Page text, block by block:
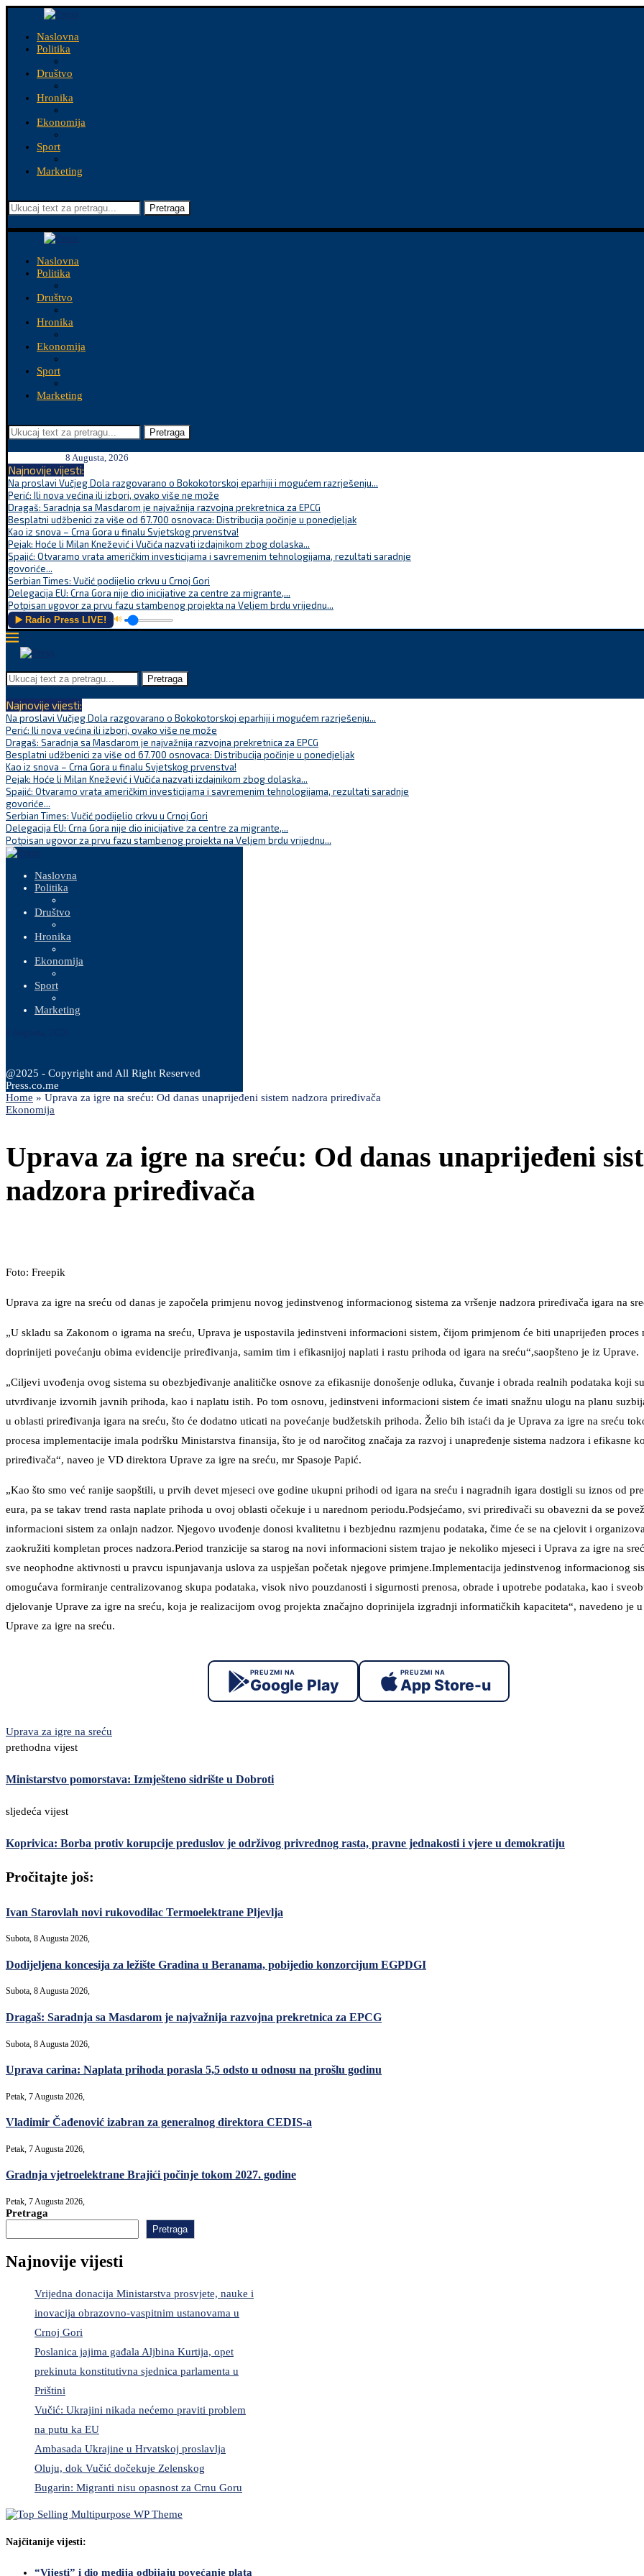
Naslovna
Politika
Društvo
Hronika
Ekonomija
Sport
Marketing
Pretraga
Naslovna
Politika
Društvo
Hronika
Ekonomija
Sport
Marketing
Pretraga
8 Augusta, 2026
Najnovije vijesti:
Na proslavi Vučjeg Dola razgovarano o Bokokotorskoj eparhiji i mogućem razrješenju...
Perić: Ili nova većina ili izbori, ovako više ne može
Dragaš: Saradnja sa Masdarom je najvažnija razvojna prekretnica za EPCG
Besplatni udžbenici za više od 67.700 osnovaca: Distribucija počinje u ponedjeljak
Kao iz snova – Crna Gora u finalu Svjetskog prvenstva!
Pejak: Hoće li Milan Knežević i Vučića nazvati izdajnikom zbog dolaska...
Spajić: Otvaramo vrata američkim investicijama i savremenim tehnologijama, rezultati saradnje
govoriće...
Serbian Times: Vučić podijelio crkvu u Crnoj Gori
Delegacija EU: Crna Gora nije dio inicijative za centre za migrante,...
Potpisan ugovor za prvu fazu stambenog projekta na Veljem brdu vrijednu...
▶️ Radio Press LIVE! 🔊
Pretraga
Najnovije vijesti:
Na proslavi Vučjeg Dola razgovarano o Bokokotorskoj eparhiji i mogućem razrješenju...
Perić: Ili nova većina ili izbori, ovako više ne može
Dragaš: Saradnja sa Masdarom je najvažnija razvojna prekretnica za EPCG
Besplatni udžbenici za više od 67.700 osnovaca: Distribucija počinje u ponedjeljak
Kao iz snova – Crna Gora u finalu Svjetskog prvenstva!
Pejak: Hoće li Milan Knežević i Vučića nazvati izdajnikom zbog dolaska...
Spajić: Otvaramo vrata američkim investicijama i savremenim tehnologijama, rezultati saradnje
govoriće...
Serbian Times: Vučić podijelio crkvu u Crnoj Gori
Delegacija EU: Crna Gora nije dio inicijative za centre za migrante,...
Potpisan ugovor za prvu fazu stambenog projekta na Veljem brdu vrijednu...
Naslovna
Politika
Društvo
Hronika
Ekonomija
Sport
Marketing
@2025 - Copyright and All Right Reserved
Press.co.me
Home » Uprava za igre na sreću: Od danas unaprijeđeni sistem nadzora priređivača
Ekonomija
Uprava za igre na sreću: Od danas unaprijeđeni
nadzora priređivača
Foto: Freepik
Uprava za igre na sreću od danas je započela primjenu novog jedinstvenog informacionog sistema za vršenje nadzora priređivača igara na
„U skladu sa Zakonom o igrama na sreću, Uprava je uspostavila jedinstveni informacioni sistem, čijom primjenom će biti unaprijeđen proces
doprinijeti povećanju obima evidencije priređivanja, samim tim i efikasnijoj naplati i rastu prihoda od igara na sreću“,saopšteno je iz Uprave.
„Ciljevi uvođenja ovog sistema su obezbjeđivanje analitičke osnove za efikasnije donošenje odluka, čuvanje i obrada realnih podataka koji
utvrđivanje izvornih javnih prihoda, kao i naplatu istih. Po tom osnovu, jedinstveni informacioni sistem će imati snažnu ulogu na planu
u oblasti priređivanja igara na sreću, što će dodatno uticati na povećanje budžetskih prihoda. Želio bih istaći da je Uprava za igre na sreću
procesa implementacije imala podršku Ministarstva finansija, što je od naročitog značaja za razvoj i unapređenje sistema nadzora i efikasne
priređivača“, naveo je VD direktora Uprave za igre na sreću, mr Spasoje Papić.
„Kao što smo već ranije saopštili, u prvih devet mjeseci ove godine ukupni prihodi od igara na sreću i nagradnih igara dostigli su iznos od
eura, pa se takav trend rasta naplate prihoda u ovoj oblasti očekuje i u narednom periodu.Podsjećamo, svi priređivači su obavezni da se
informacioni sistem za onlajn nadzor. Njegovo uvođenje donosi kvalitetnu i bezbjednu razmjenu podataka, čime će se na cjelovit i
zaokružiti kompletan proces nadzora.Period tranzicije sa starog na novi informacioni sistem trajao je nekoliko mjeseci i Uprava za igre na
sve neophodne aktivnosti u pravcu ispunjavanja uslova za uspješan početak njegove primjene.Implementacija jedinstvenog informacionog
omogućava formiranje centralizovanog skupa podataka, visok nivo pouzdanosti i sigurnosti prenosa, obrade i upotrebe podataka, kao i
djelovanje Uprave za igre na sreću, koja je realizacijom ovog projekta značajno doprinijela izgradnji informatičkih kapaciteta“, navedeno je u
Uprave za igre na sreću.
PREUZMI NA
Google Play
PREUZMI NA
App Store-u
Uprava za igre na sreću
prethodna vijest
Ministarstvo pomorstava: Izmješteno sidrište u Dobroti
sljedeća vijest
Koprivica: Borba protiv korupcije preduslov je održivog privrednog rasta, pravne jednakosti i vjere u demokratiju
Pročitajte još:
Ivan Starovlah novi rukovodilac Termoelektrane Pljevlja
Subota, 8 Augusta 2026,
Dodijeljena koncesija za ležište Gradina u Beranama, pobijedio konzorcijum EGPDGI
Subota, 8 Augusta 2026,
Dragaš: Saradnja sa Masdarom je najvažnija razvojna prekretnica za EPCG
Subota, 8 Augusta 2026,
Uprava carina: Naplata prihoda porasla 5,5 odsto u odnosu na prošlu godinu
Petak, 7 Augusta 2026,
Vladimir Čađenović izabran za generalnog direktora CEDIS-a
Petak, 7 Augusta 2026,
Gradnja vjetroelektrane Brajići počinje tokom 2027. godine
Petak, 7 Augusta 2026,
Pretraga
Pretraga
Najnovije vijesti
Vrijedna donacija Ministarstva prosvjete, nauke i
inovacija obrazovno-vaspitnim ustanovama u
Crnoj Gori
Poslanica jajima gađala Aljbina Kurtija, opet
prekinuta konstitutivna sjednica parlamenta u
Prištini
Vučić: Ukrajini nikada nećemo praviti problem
na putu ka EU
Ambasada Ukrajine u Hrvatskoj proslavlja
Oluju, dok Vučić dočekuje Zelenskog
Bugarin: Migranti nisu opasnost za Crnu Goru
Najčitanije vijesti:
“Vijesti” i dio medija odbijaju povećanje plata